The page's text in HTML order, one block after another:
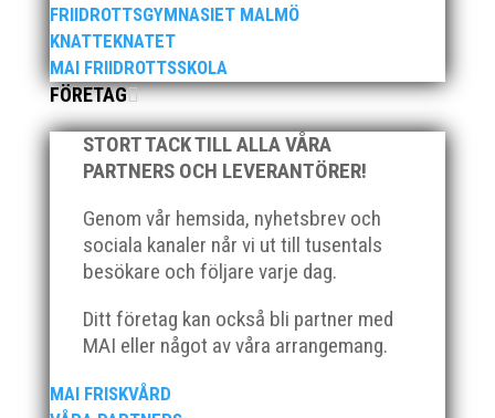
FRIIDROTTSGYMNASIET MALMÖ
KNATTEKNATET
MAI FRIIDROTTSSKOLA
FÖRETAG
STORT TACK TILL ALLA VÅRA
PARTNERS OCH LEVERANTÖRER!
Genom vår hemsida, nyhetsbrev och
sociala kanaler når vi ut till tusentals
besökare och följare varje dag.
Ditt företag kan också bli partner med
MAI eller något av våra arrangemang.
MAI FRISKVÅRD
har ett brett idrottsintresse och har bland
annat fungerat som tränare inom hockeyn i
Trelleborg och fotbollen i Höllviken tidigare. I
fortsättningen blir det dock friidrott...
Efter att årsmötet avslutats följde en kväll med
stipendieutdelning, mat och underhållning.
Bilder från denna del hittar ni i länken nedan.